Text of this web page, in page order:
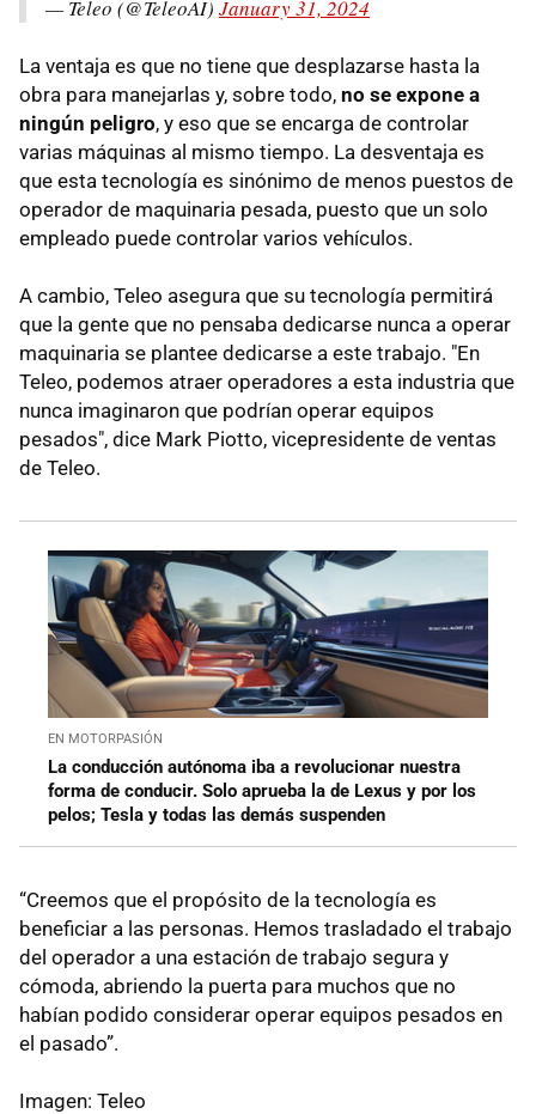
— Teleo (@TeleoAI) January 31, 2024
La ventaja es que no tiene que desplazarse hasta la
obra para manejarlas y, sobre todo, no se expone a
ningún peligro, y eso que se encarga de controlar
varias máquinas al mismo tiempo. La desventaja es
que esta tecnología es sinónimo de menos puestos de
operador de maquinaria pesada, puesto que un solo
empleado puede controlar varios vehículos.
A cambio, Teleo asegura que su tecnología permitirá
que la gente que no pensaba dedicarse nunca a operar
maquinaria se plantee dedicarse a este trabajo. "En
Teleo, podemos atraer operadores a esta industria que
nunca imaginaron que podrían operar equipos
pesados", dice Mark Piotto, vicepresidente de ventas
de Teleo.
EN MOTORPASIÓN
La conducción autónoma iba a revolucionar nuestra
forma de conducir. Solo aprueba la de Lexus y por los
pelos; Tesla y todas las demás suspenden
“Creemos que el propósito de la tecnología es
beneficiar a las personas. Hemos trasladado el trabajo
del operador a una estación de trabajo segura y
cómoda, abriendo la puerta para muchos que no
habían podido considerar operar equipos pesados ​​en
el pasado”.
Imagen: Teleo